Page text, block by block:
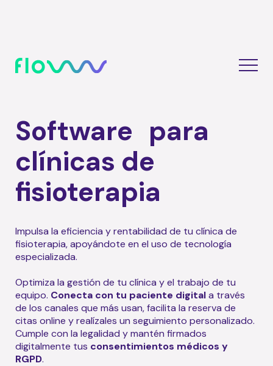
Software para
clínicas de
fisioterapia
Impulsa la eficiencia y rentabilidad de tu clínica de
fisioterapia, apoyándote en el uso de tecnología
especializada.
Optimiza la gestión de tu clínica y el trabajo de tu
equipo. Conecta con tu paciente digitala través
de los canales que más usan, facilita la reserva de
citas online y realízales un seguimiento personalizado.
Cumple con la legalidad y mantén firmados
digitalmente tus consentimientos médicos y
RGPD.